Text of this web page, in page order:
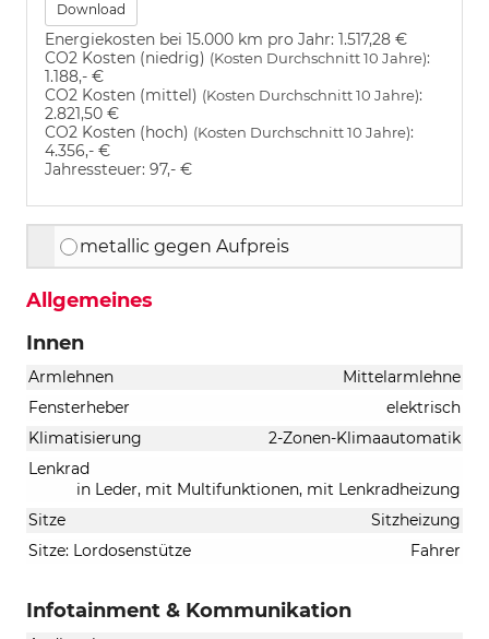
Download
Energiekosten bei 15.000 km pro Jahr: 1.517,28 €
CO2 Kosten (niedrig) (Kosten Durchschnitt 10 Jahre):
1.188,- €
CO2 Kosten (mittel) (Kosten Durchschnitt 10 Jahre):
2.821,50 €
CO2 Kosten (hoch) (Kosten Durchschnitt 10 Jahre):
4.356,- €
Jahressteuer: 97,- €
metallic gegen Aufpreis
Allgemeines
Innen
Armlehnen
Mittelarmlehne
Fensterheber
elektrisch
Klimatisierung
2-Zonen-Klimaautomatik
Lenkrad
in Leder, mit Multifunktionen, mit Lenkradheizung
Sitze
Sitzheizung
Sitze: Lordosenstütze
Fahrer
Infotainment & Kommunikation